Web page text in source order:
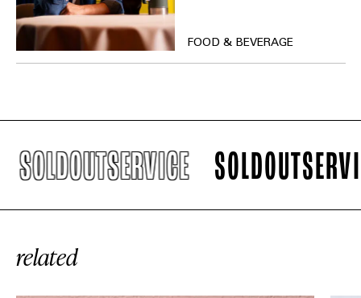
FOOD & BEVERAGE
SOLDOUTSERVICE
related